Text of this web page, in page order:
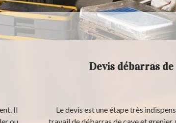
Il
Devis débarras
Le devis est une étape très